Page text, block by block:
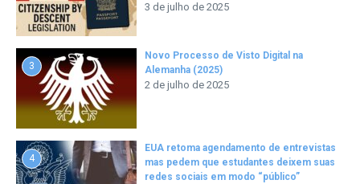
3 de julho de 2025
3
Novo Processo de Visto Digital na
Alemanha (2025)
2 de julho de 2025
4
EUA retoma agendamento de entrevistas
mas pedem que estudantes deixem suas
redes sociais em modo “público”